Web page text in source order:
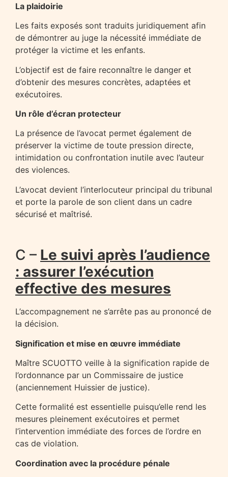
La plaidoirie
Les faits exposés sont traduits juridiquement afin
de démontrer au juge la nécessité immédiate de
protéger la victime et les enfants.
L’objectif est de faire reconnaître le danger et
d’obtenir des mesures concrètes, adaptées et
exécutoires.
Un rôle d’écran protecteur
La présence de l’avocat permet également de
préserver la victime de toute pression directe,
intimidation ou confrontation inutile avec l’auteur
des violences.
L’avocat devient l’interlocuteur principal du tribunal
et porte la parole de son client dans un cadre
sécurisé et maîtrisé.
C – Le suivi après l’audience
: assurer l’exécution
effective des mesures
L’accompagnement ne s’arrête pas au prononcé de
la décision.
Signification et mise en œuvre immédiate
Maître SCUOTTO veille à la signification rapide de
l’ordonnance par un Commissaire de justice
(anciennement Huissier de justice).
Cette formalité est essentielle puisqu’elle rend les
mesures pleinement exécutoires et permet
l’intervention immédiate des forces de l’ordre en
cas de violation.
Coordination avec la procédure pénale